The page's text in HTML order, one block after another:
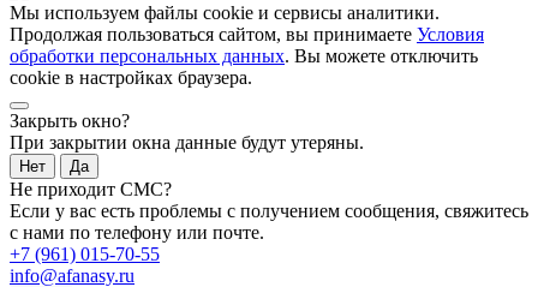
Мы используем файлы cookie и сервисы аналитики.
Продолжая пользоваться сайтом, вы принимаете Условия
обработки персональных данных. Вы можете отключить
cookie в настройках браузера.
Закрыть окно?
При закрытии окна данные будут утеряны.
Нет Да
Не приходит СМС?
Если у вас есть проблемы с получением сообщения, свяжитесь
с нами по телефону или почте.
+7 (961) 015-70-55
info@afanasy.ru